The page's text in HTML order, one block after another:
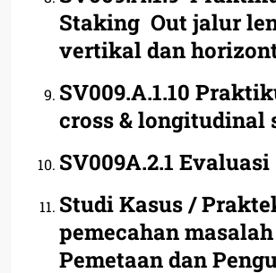
Staking Out jalur
vertikal dan
SV009.A.1.10
cross & longitudinal
SV009A.2.1 Evaluasi
Studi Kasus /
pemecahan masalah
Pemetaan dan